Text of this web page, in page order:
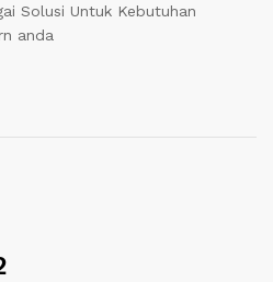
Solusi Untuk Kebutuhan
anda